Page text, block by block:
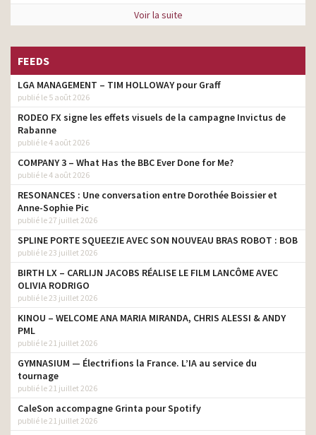
Voir la suite
FEEDS
LGA MANAGEMENT – TIM HOLLOWAY pour Graff
publié le 5 août 2026
RODEO FX signe les effets visuels de la campagne Invictus de
Rabanne
publié le 4 août 2026
COMPANY 3 – What Has the BBC Ever Done for Me?
publié le 4 août 2026
RESONANCES : Une conversation entre Dorothée Boissier et
Anne-Sophie Pic
publié le 27 juillet 2026
SPLINE PORTE SQUEEZIE AVEC SON NOUVEAU BRAS ROBOT : BOB
publié le 23 juillet 2026
BIRTH LX – CARLIJN JACOBS RÉALISE LE FILM LANCÔME AVEC
OLIVIA RODRIGO
publié le 23 juillet 2026
KINOU – WELCOME ANA MARIA MIRANDA, CHRIS ALESSI & ANDY
PML
publié le 21 juillet 2026
GYMNASIUM — Électrifions la France. L’IA au service du
tournage
publié le 21 juillet 2026
CaleSon accompagne Grinta pour Spotify
publié le 21 juillet 2026